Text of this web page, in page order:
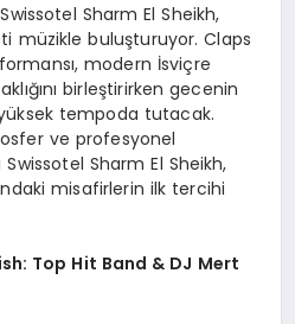
Sharm El Sheikh,
müzikle buluşturuyor. Claps
modern İsviçre
birleştirirken gecenin
tempoda tutacak.
ve profesyonel
Sharm El Sheikh,
misafirlerin ilk tercihi
Top Hit Band & DJ Mert